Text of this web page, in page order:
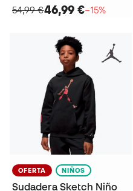
54,99 €46,99 €−15%
OFERTA NIÑOS
Sudadera Sketch Niño